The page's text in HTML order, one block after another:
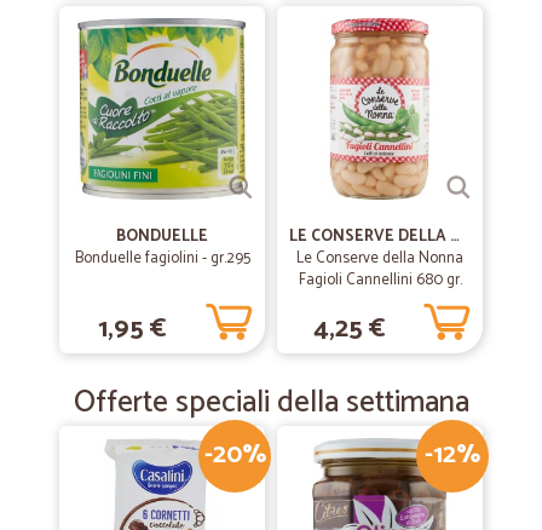
BONDUELLE
Bonduelle fagiolini - gr.295
1,95 €
LE CONSERVE DELLA NONNA
Le Conserve della Nonna
Fagioli Cannellini 680 gr.
4,25 €
Offerte speciali della settimana
-20% -12%